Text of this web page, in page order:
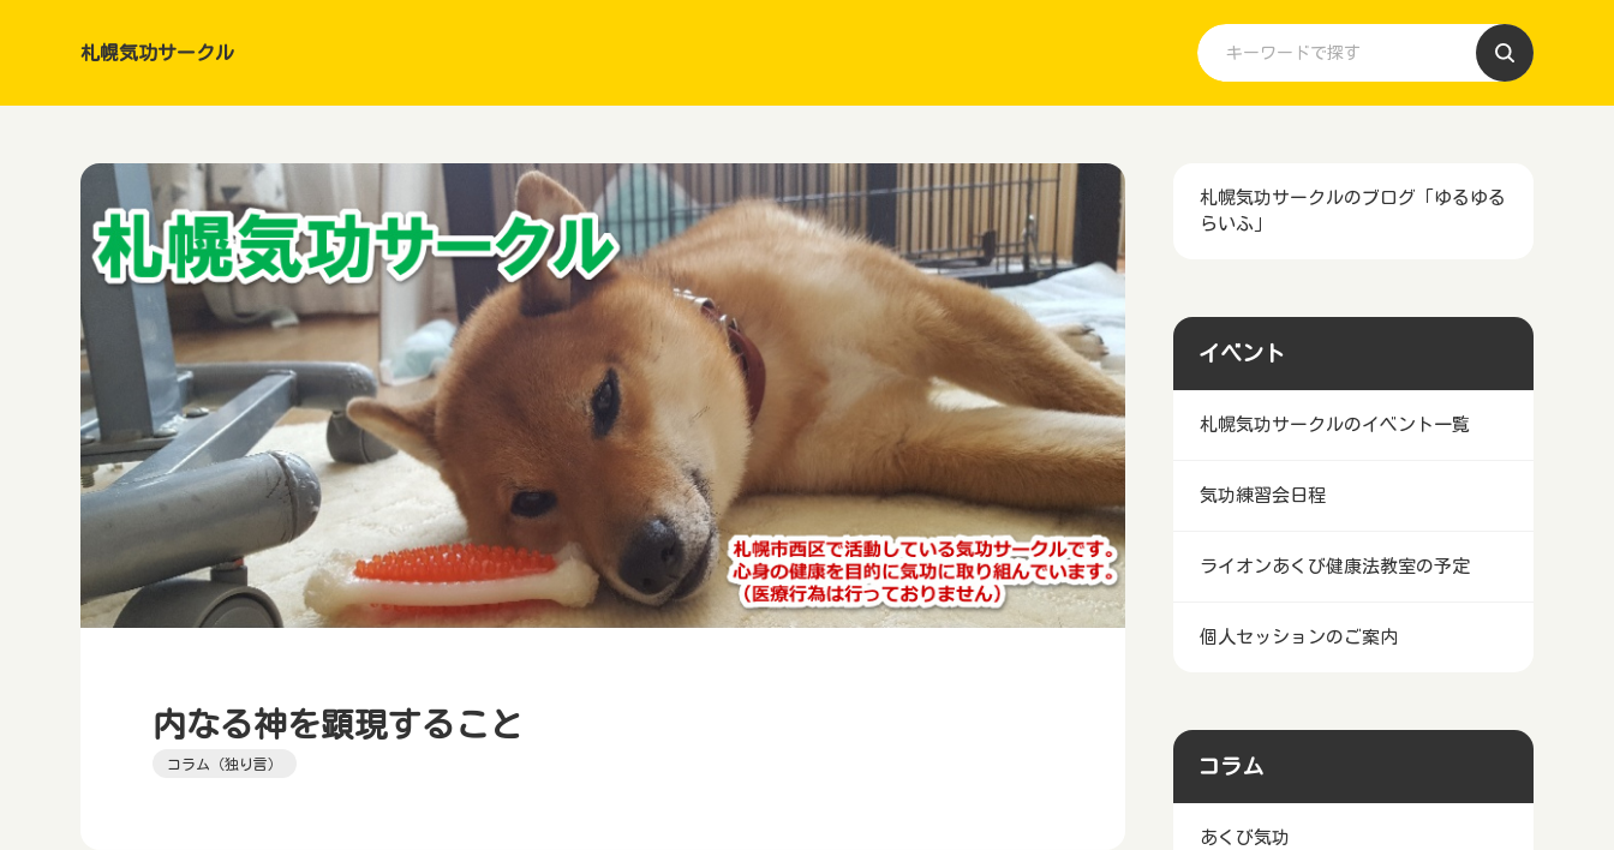
札幌気功サークル
内なる神を顕現すること
コラム（独り言）
札幌気功サークルのブログ「ゆるゆる
らいふ」
イベント
札幌気功サークルのイベント一覧
気功練習会日程
ライオンあくび健康法教室の予定
個人セッションのご案内
コラム
あくび気功